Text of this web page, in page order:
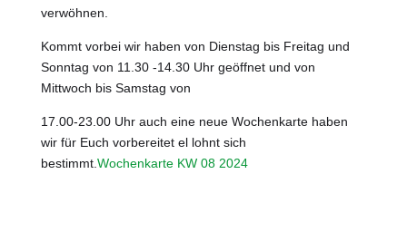
verwöhnen.
Kommt vorbei wir haben von Dienstag bis Freitag und
Sonntag von 11.30 -14.30 Uhr geöffnet und von
Mittwoch bis Samstag von
17.00-23.00 Uhr auch eine neue Wochenkarte haben
wir für Euch vorbereitet el lohnt sich
bestimmt. Wochenkarte KW 08 2024